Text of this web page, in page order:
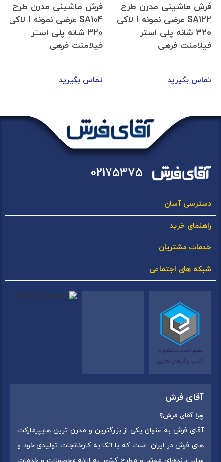
فرش ماشینی مدرن طرح
SA122 عرضی نمونه 1 لاکی
320 شانه پلی استر
فیلامنت فرهی
تماس بگیرید
فرش ماشینی مدرن طرح
SA104 عرضی نمونه 1 لاکی
320 شانه پلی استر
فیلامنت فرهی
تماس بگیرید
02175375
دسترسی آسان
راهنمای خرید
خدمات مشتریان
شبکه های اجتماعی
آقای فرش
چرا آقای فرش؟
آقای فرش به عنوان یکی از بزرگترین و مدرن ترین هایپرمارکت
های فرش در ایران است که با اتکا به کارخانجات تولیدی خود و
سایر برندهای معتبر و مطرح کشور به ارائه محصولات و خدمات